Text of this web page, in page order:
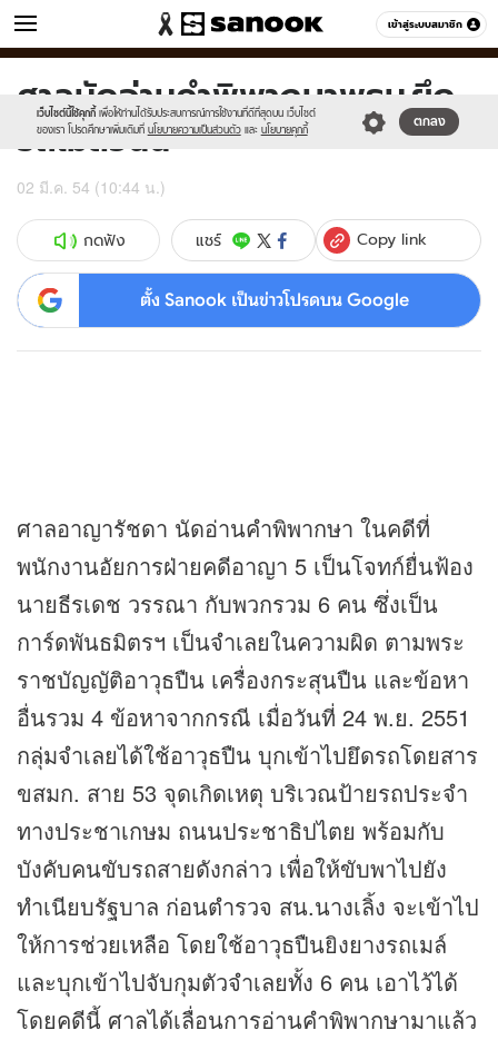
เข้าสู่ระบบสมาชิก
ข่าว หมวดอื่นๆ
เว็บไซต์นี้ใช้คุกกี้ เพื่อให้ท่านได้รับประสบการณ์การใช้งานที่ดีที่สุดบน เว็บไซต์
ของเรา โปรดศึกษาเพิ่มเติมที่ นโยบายความเป็นส่วนตัว และ นโยบายคุกกี้
ตกลง
Sanook
//s.isanook.com/sr/0/images/logo-
new-
sanook.png
600
60
ศาลนัดอ่านคำพิพากษาพธม.ยึด
รถเมล์วันนี้
02 มี.ค. 54 (10:44 น.)
กดฟัง แชร์ Copy link
ตั้ง Sanook เป็นข่าวโปรดบน Google
ศาลอาญารัชดา นัดอ่านคำพิพากษา ในคดีที่
พนักงานอัยการฝ่ายคดีอาญา 5 เป็นโจทก์ยื่นฟ้อง
นายธีรเดช วรรณา กับพวกรวม 6 คน ซึ่งเป็น
การ์ดพันธมิตรฯ เป็นจำเลยในความผิด ตามพระ
ราชบัญญัติอาวุธปืน เครื่องกระสุนปืน และข้อหา
อื่นรวม 4 ข้อหาจากกรณี เมื่อวันที่ 24 พ.ย. 2551
กลุ่มจำเลยได้ใช้อาวุธปืน บุกเข้าไปยึดรถโดยสาร
ขสมก. สาย 53 จุดเกิดเหตุ บริเวณป้ายรถประจำ
ทางประชาเกษม ถนนประชาธิปไตย พร้อมกับ
บังคับคนขับรถสายดังกล่าว เพื่อให้ขับพาไปยัง
ทำเนียบรัฐบาล ก่อนตำรวจ สน.นางเลิ้ง จะเข้าไป
ให้การช่วยเหลือ โดยใช้อาวุธปืนยิงยางรถเมล์
และบุกเข้าไปจับกุมตัวจำเลยทั้ง 6 คน เอาไว้ได้
โดยคดีนี้ ศาลได้เลื่อนการอ่านคำพิพากษามาแล้ว